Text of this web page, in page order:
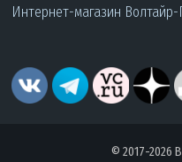
Интернет-магазин
© 2017-2026